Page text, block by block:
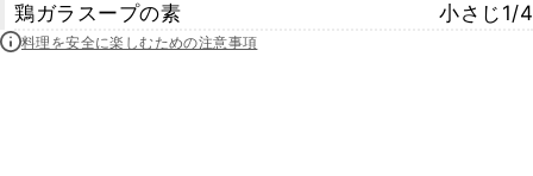
鶏ガラスープの素
小さじ1/4
料理を安全に楽しむための注意事項